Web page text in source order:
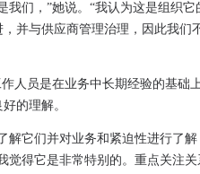
声，愚蠢
们，”她说。“我认为这是组织它
并与供应商管理治理，因此我们
人员是在业务中长期经验的基础
的理解。
解它们并对业务和紧迫性进行了解
觉得它是非常特别的。重点关注关